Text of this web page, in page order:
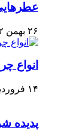
۲۶ بهمن ۱۴۰۲
انواع
۱۴ فروردین ۱۴۰۳
پدیده